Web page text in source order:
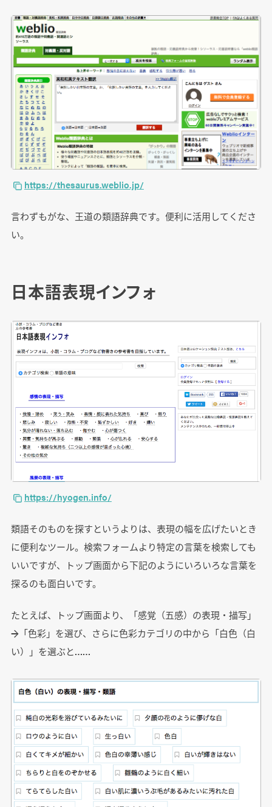
https://thesaurus.weblio.jp/
言わずもがな、王道の類語辞典です。便利に活用してくださ
い。
日本語表現インフォ
https://hyogen.info/
類語そのものを探すというよりは、表現の幅を広げたいとき
に便利なツール。検索フォームより特定の言葉を検索しても
いいですが、トップ画面から下記のようにいろいろな言葉を
探るのも面白いです。
たとえば、トップ画面より、「感覚（五感）の表現・描写」
→「色彩」を選び、さらに色彩カテゴリの中から「白色（白
い）」を選ぶと……